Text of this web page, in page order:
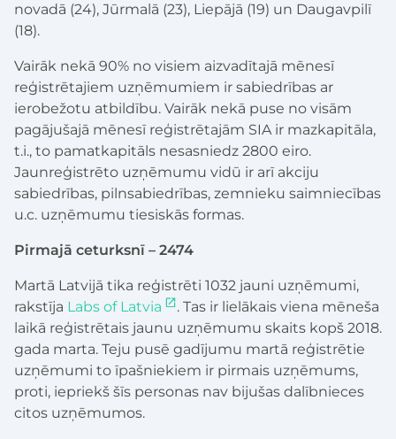
novadā (24), Jūrmalā (23), Liepājā (19) un Daugavpilī
(18).
Vairāk nekā 90% no visiem aizvadītajā mēnesī
reģistrētajiem uzņēmumiem ir sabiedrības ar
ierobežotu atbildību. Vairāk nekā puse no visām
pagājušajā mēnesī reģistrētajām SIA ir mazkapitāla,
t.i., to pamatkapitāls nesasniedz 2800 eiro.
Jaunreģistrēto uzņēmumu vidū ir arī akciju
sabiedrības, pilnsabiedrības, zemnieku saimniecības
u.c. uzņēmumu tiesiskās formas.
Pirmajā ceturksnī – 2474
Martā Latvijā tika reģistrēti 1032 jauni uzņēmumi,
rakstīja Labs of Latvia
. Tas ir lielākais viena mēneša
laikā reģistrētais jaunu uzņēmumu skaits kopš 2018.
gada marta. Teju pusē gadījumu martā reģistrētie
uzņēmumi to īpašniekiem ir pirmais uzņēmums,
proti, iepriekš šīs personas nav bijušas dalībnieces
citos uzņēmumos.